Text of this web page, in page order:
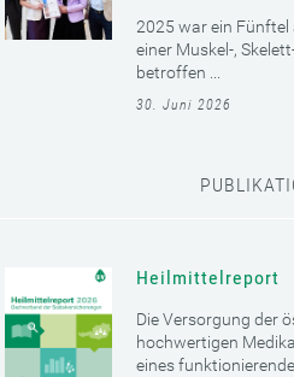
2025 war ein Fünftel
einer Muskel-,
betroffen ...
30. Juni 2026
Heilmittelreport
Die Versorgung der
hochwertigen
eines